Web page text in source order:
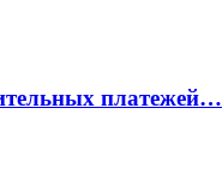
платежей…